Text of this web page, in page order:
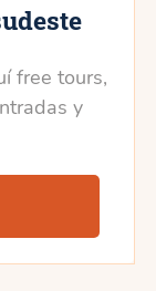
free tours,
y